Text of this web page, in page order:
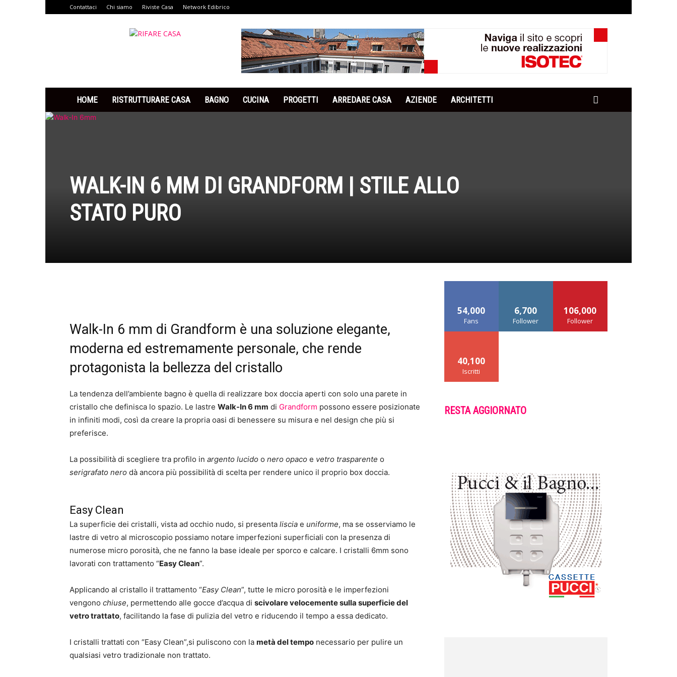
Contattaci Chi siamo Riviste Casa Network Edibrico
HOME RISTRUTTURARE CASA BAGNO CUCINA PROGETTI ARREDARE CASA AZIENDE ARCHITETTI
WALK-IN 6 MM DI GRANDFORM | STILE ALLO
STATO PURO
Walk-In 6 mm di Grandform è una soluzione elegante,
moderna ed estremamente personale, che rende
protagonista la bellezza del cristallo
La tendenza dell’ambiente bagno è quella di realizzare box doccia aperti con solo una parete in
cristallo che definisca lo spazio. Le lastre Walk-In 6 mm di Grandform possono essere posizionate
in infiniti modi, così da creare la propria oasi di benessere su misura e nel design che più si
preferisce.
La possibilità di scegliere tra profilo in argento lucido o nero opaco e vetro trasparente o
serigrafato nero dà ancora più possibilità di scelta per rendere unico il proprio box doccia.
Easy Clean
La superficie dei cristalli, vista ad occhio nudo, si presenta liscia e uniforme, ma se osserviamo le
lastre di vetro al microscopio possiamo notare imperfezioni superficiali con la presenza di
numerose micro porosità, che ne fanno la base ideale per sporco e calcare. I cristalli 6mm sono
lavorati con trattamento “Easy Clean”.
Applicando al cristallo il trattamento “Easy Clean”, tutte le micro porosità e le imperfezioni
vengono chiuse, permettendo alle gocce d’acqua di scivolare velocemente sulla superficie del
vetro trattato, facilitando la fase di pulizia del vetro e riducendo il tempo a essa dedicato.
I cristalli trattati con “Easy Clean”,si puliscono con la metà del tempo necessario per pulire un
qualsiasi vetro tradizionale non trattato.
54,000
Fans
6,700
Follower
106,000
Follower
40,100
Iscritti
RESTA AGGIORNATO